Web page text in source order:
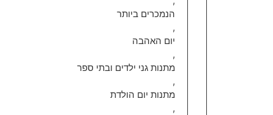
הנמכרים ביותר
,
יום האהבה
,
מתנות גני ילדים ובתי ספר
,
מתנות יום הולדת
,